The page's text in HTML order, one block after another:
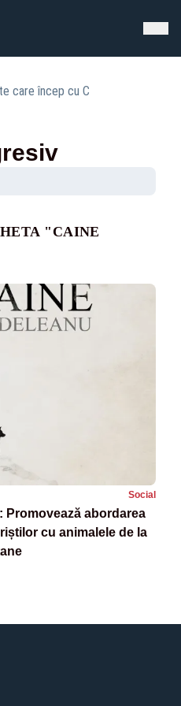
care încep cu C
"CAINE
Social
Promovează abordarea
cu animalele de la